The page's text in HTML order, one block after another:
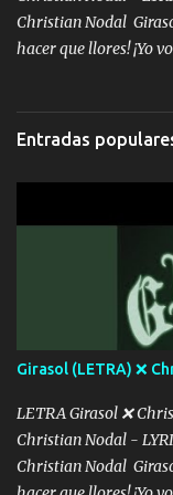
Christian Nodal
hacer que llores! ¡Yo
cada que intentas
intentas rimar Pobre
con la gente Dices
menos se prudente
dientes Por falta de
consciente de los
ve el poder que
álbum's "José, vibras
Entradas
Girasol (LETRA) ❌
LETRA Girasol ❌
Christian Nodal -
Christian Nodal